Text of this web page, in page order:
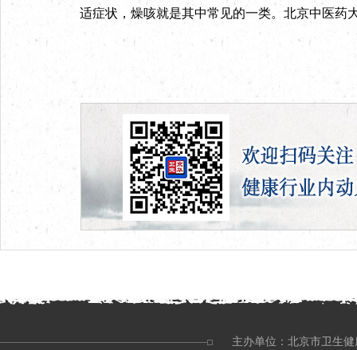
适症状，燥咳就是其中常见的一类。北京中医药
主办单位：北京市卫生